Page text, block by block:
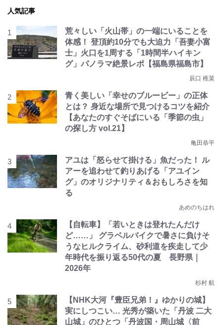
人気記事
荒々しい「火山帯」の一端にいることを
体感！ 登頂約10分でも大迫力「吾妻小富
士」火口を1周する「1時間半ハイキン
グ」パノラマ絶景レポ【福島県福島市】
辰口 稚菜
青く美しい「幸せのブルービー」の正体
とは？ 身近な場所で見つけるコツを紹介
【あなたのすぐそばにいる「季節の虫」
の探し方 vol.21】
亀田恭平
アユは「怒らせて掛ける」魚だった！ ル
アーを追わせて釣りあげる「アユイン
グ」のオリジナリティ＆おもしろさを知
る
あめのちはれ
【自転車】「若いときは登れたんだけ
ど……」 グラベルバイクで暑さに負けそ
うなヒルクライム、砂利道を疾走して少
年時代を振り返る50代の夏 長野県｜
2026年
杉村 航
【NHK大河『豊臣兄弟！』ゆかりの城】
実にしつこい… 光秀が築いた「丹波 二大
山城」のひとつ「丹波国・周山城〈前